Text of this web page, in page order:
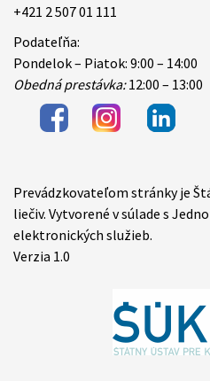
+421 2 507 01 111
Podateľňa:
Pondelok – Piatok: 9:00 – 14:00
Obedná prestávka:12:00 – 13:00
Items
Prevádzkovateľom stránky je
liečiv. Vytvorené v súlade s
elektronických služieb.
Verzia 1.0